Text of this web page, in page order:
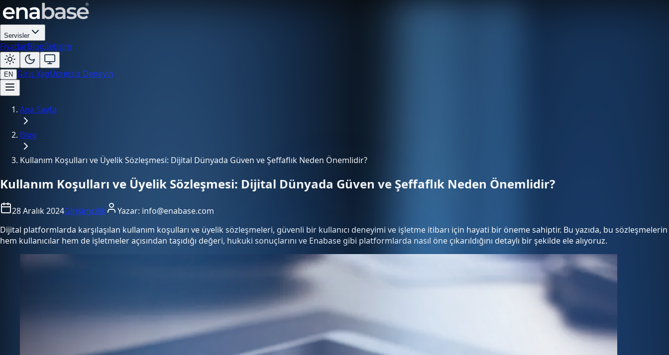
Servisler
FiyatlarBlogİletişim
EN Giriş YapÜcretsiz Deneyin
Ana Sayfa
Blog
Kullanım Koşulları ve Üyelik Sözleşmesi: Dijital Dünyada Güven ve Şeffaflık Neden Önemlidir?
Kullanım Koşulları ve Üyelik Sözleşmesi: Dijital Dünyada Güven ve Şeffaflık Neden Önemlidir?
28 Aralık 2024Girişimcilik Yazar: info@enabase.com
Dijital platformlarda karşılaşılan kullanım koşulları ve üyelik sözleşmeleri, güvenli bir kullanıcı deneyimi ve işletme itibarı için hayati bir öneme sahiptir. Bu yazıda, bu sözleşmelerin
hem kullanıcılar hem de işletmeler açısından taşıdığı değeri, hukuki sonuçlarını ve Enabase gibi platformlarda nasıl öne çıkarıldığını detaylı bir şekilde ele alıyoruz.